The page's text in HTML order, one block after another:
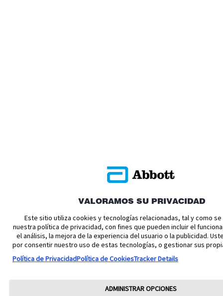
VALORAMOS SU PRIVACIDAD
Este sitio utiliza cookies y tecnologías relacionadas, tal y como
nuestra política de privacidad, con fines que pueden incluir el
el análisis, la mejora de la experiencia del usuario o la publicidad.
por consentir nuestro uso de estas tecnologías, o gestionar sus
Política de PrivacidadPolítica de CookiesTracker Details
ADMINISTRAR OPCIONES